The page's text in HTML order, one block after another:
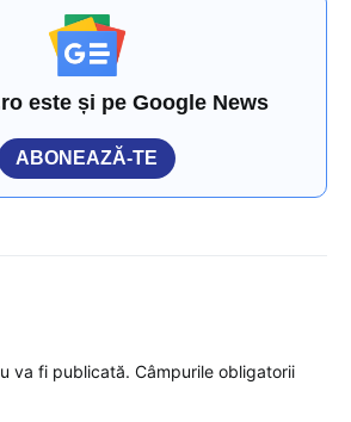
este și pe Google News
ABONEAZĂ-TE
va fi publicată. Câmpurile obligatorii